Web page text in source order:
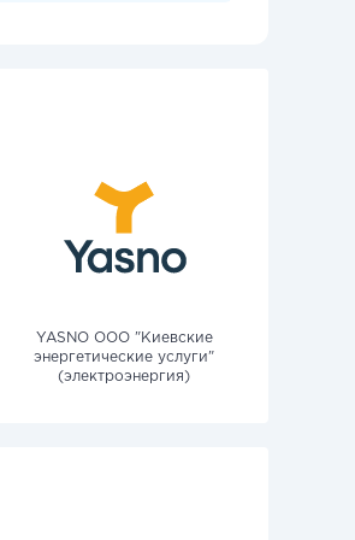
YASNO OOO "Киевские
энергетические услуги"
(электроэнергия)